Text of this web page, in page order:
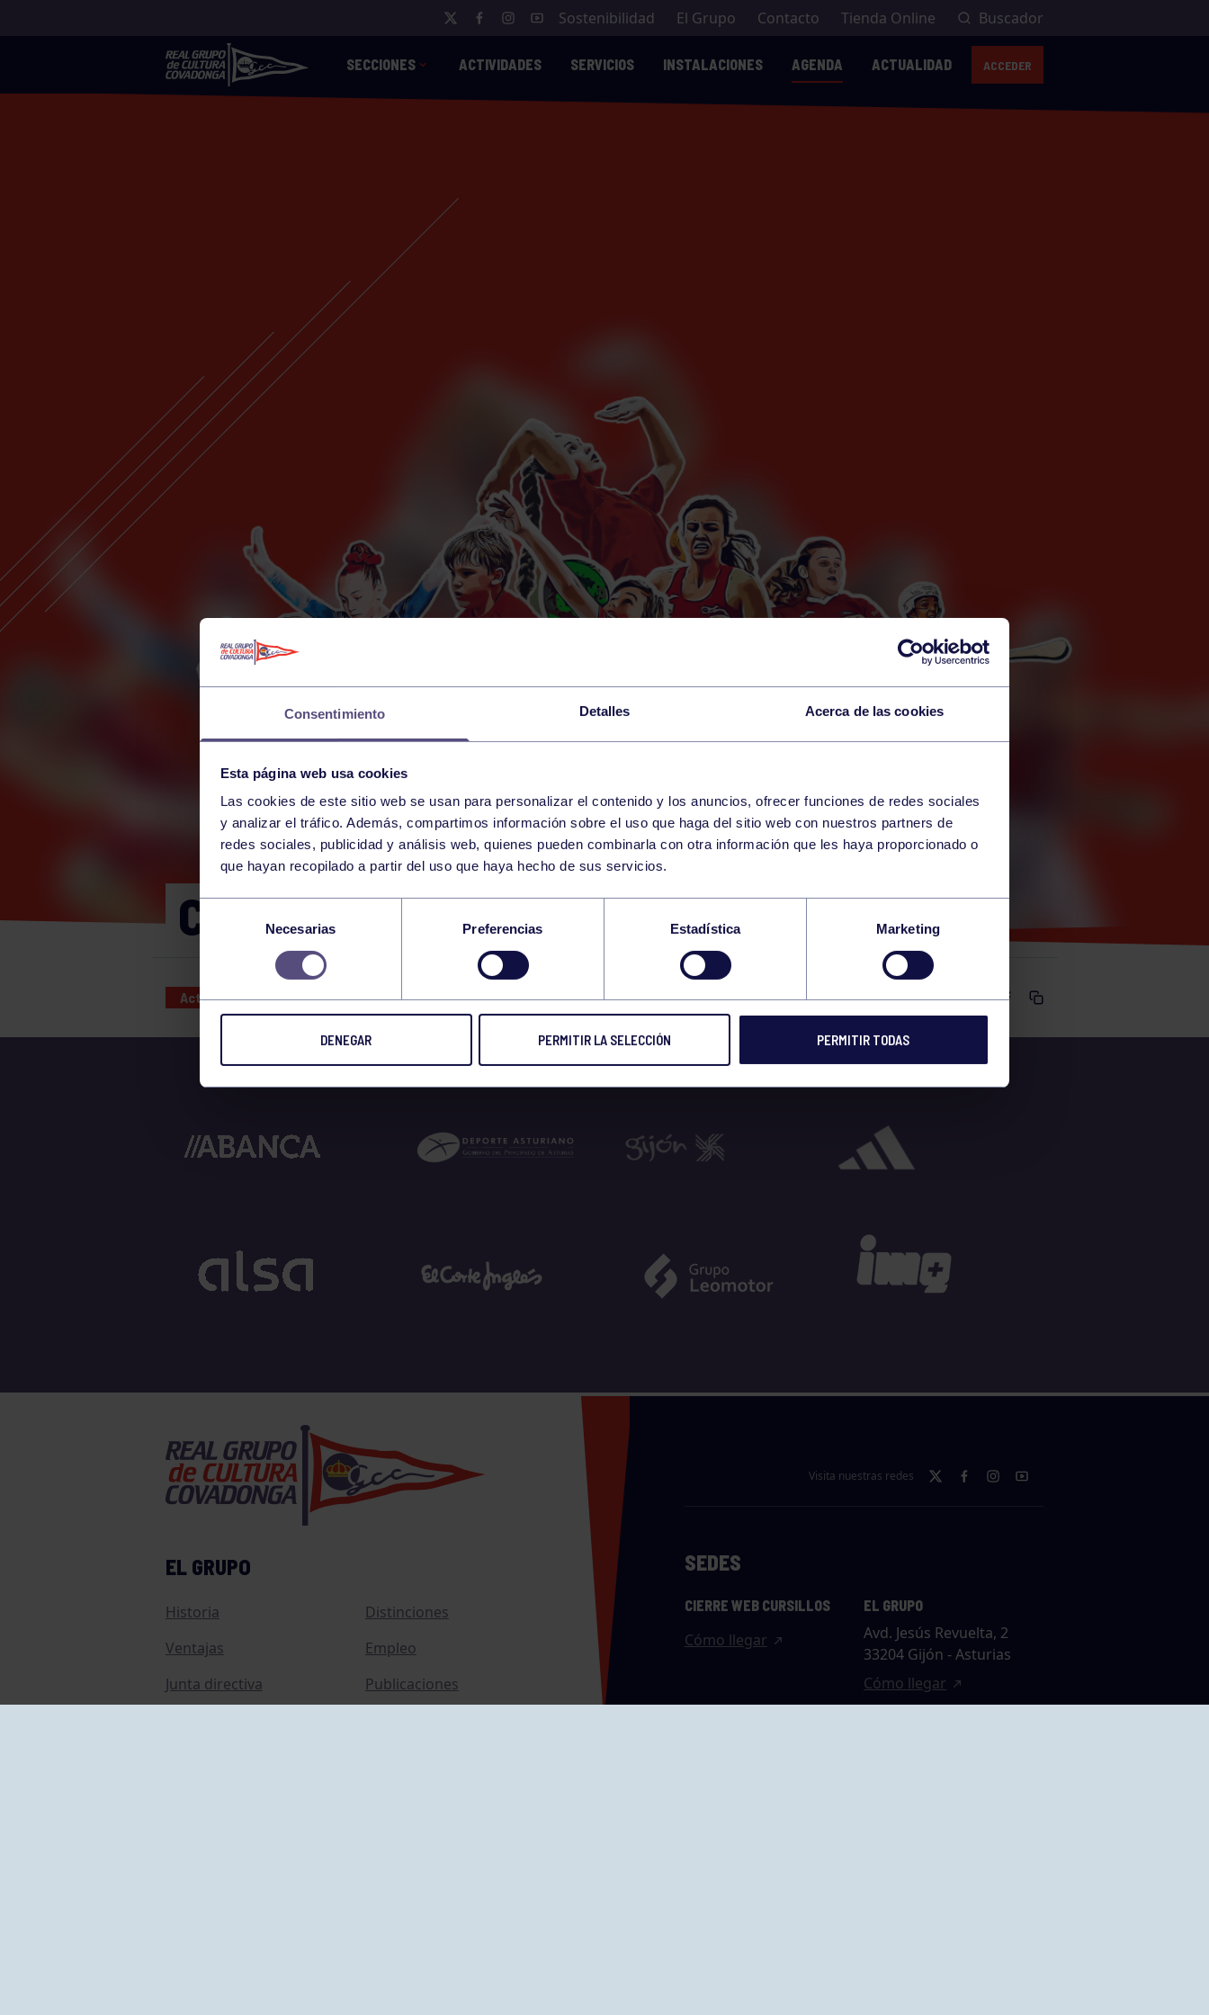
Consentimiento Detalles Acerca de las cookies
Esta página web usa cookies
Las cookies de este sitio web se usan para personalizar el contenido y los anuncios, ofrecer funciones de redes sociales
y analizar el tráfico. Además, compartimos información sobre el uso que haga del sitio web con nuestros partners de
redes sociales, publicidad y análisis web, quienes pueden combinarla con otra información que les haya proporcionado o
que hayan recopilado a partir del uso que haya hecho de sus servicios.
Selección
consentimiento
Necesarias Preferencias Estadística Marketing
DENEGAR PERMITIR LA SELECCIÓN PERMITIR TODAS
Sostenibilidad El Grupo Contacto Tienda Online Buscador
SECCIONES ACTIVIDADES SERVICIOS INSTALACIONES AGENDA ACTUALIDAD ACCEDER
10
FRIDAY
JULY
CORE 11:00-11:30 GIMNASIO
Actividades deportivas 10 JUL 2026 Comparte
EL GRUPO
Historia
Distinciones
Ventajas
Empleo
Junta directiva
Publicaciones
Visita nuestras redes
SEDES
CIERRE WEB CURSILLOS
Cómo llegar
EL GRUPO
Avd. Jesús Revuelta, 2
33204 Gijón - Asturias
Cómo llegar